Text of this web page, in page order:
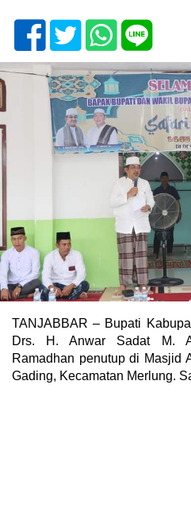
TANJABBAR – Bupati
Drs. H. Anwar Sadat M.
Ramadhan penutup di Masjid
Gading, Kecamatan Merlung.